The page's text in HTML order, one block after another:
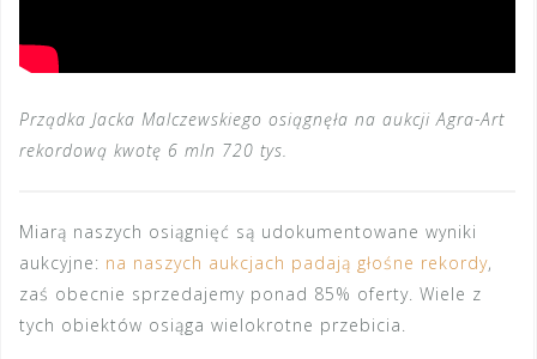
Prządka Jacka Malczewskiego osiągnęła na aukcji Agra-Art
rekordową kwotę 6 mln 720 tys.
Miarą naszych osiągnięć są udokumentowane wyniki
aukcyjne: na naszych aukcjach padają głośne rekordy,
zaś obecnie sprzedajemy ponad 85% oferty. Wiele z
tych obiektów osiąga wielokrotne przebicia.